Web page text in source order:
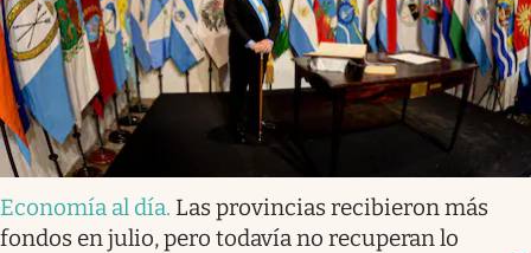
Economía al día. Las provincias recibieron más
fondos en julio, pero todavía no recuperan lo